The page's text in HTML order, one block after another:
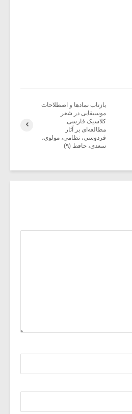
بازتاب نمادها و اصطلاحات
موسیقایی در شعر
کلاسیک فارسی:
مطالعه‌ای بر آثار
فردوسی، نظامی، مولوی،
سعدی، حافظ (۹)